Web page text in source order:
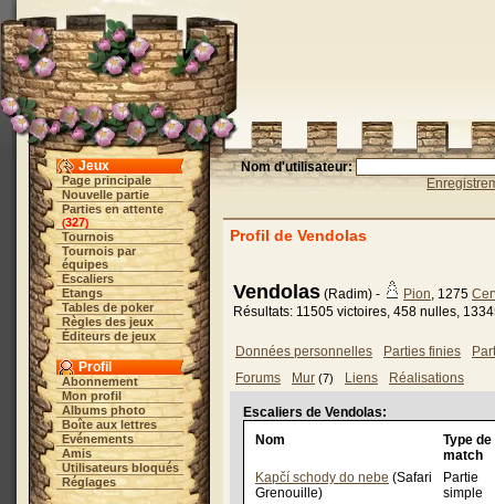
Jeux
Page principale
Nouvelle partie
Parties en attente
(327)
Tournois
Tournois par
équipes
Escaliers
Etangs
Tables de poker
Règles des jeux
Éditeurs de jeux
Profil
Abonnement
Mon profil
Albums photo
Boîte aux lettres
Evénements
Amis
Utilisateurs bloqués
Réglages
Nom d'utilisateur:
Profil de Vendolas
Vendolas (Radim) - Pion, 1275
Résultats: 11505 victoires, 458 nulles,
Données personnelles Parties finies
Forums
Mur (7) Liens Réalisations
Escaliers de Vendolas:
Nom
Type de
match
Kapčí schody do nebe (Safari
Grenouille)
Partie
simple